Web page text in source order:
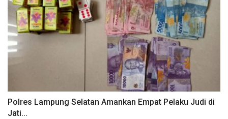
Polres Lampung Selatan Amankan Empat Pelaku Judi di
Jati...